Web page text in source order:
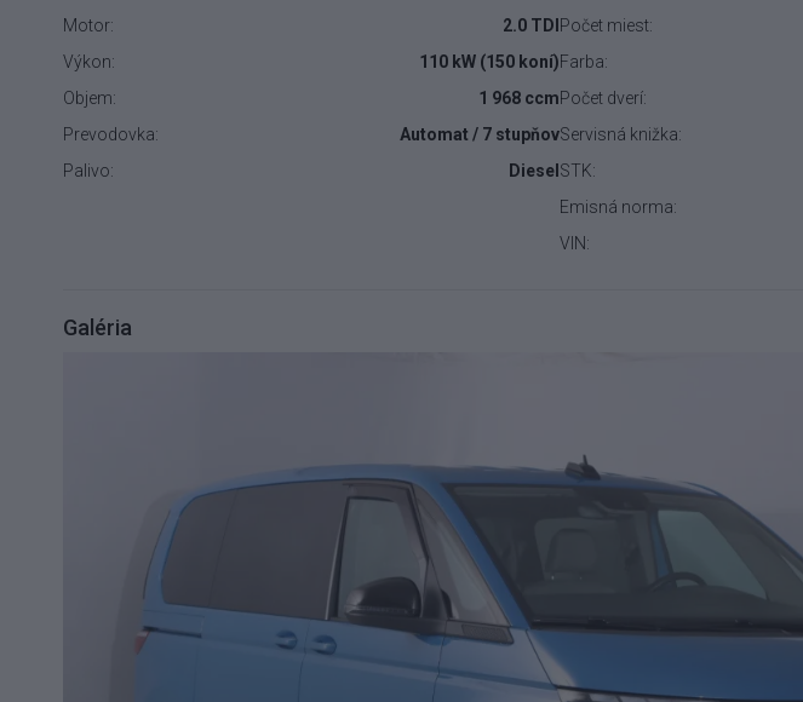
Motor:
2.0 TDI
Výkon:
110 kW (150 koní)
Objem:
1 968 ccm
Prevodovka:
Automat / 7 stupňov
Palivo:
Diesel
Počet miest:
Farba:
Počet dverí:
Servisná knižka:
STK:
Emisná norma:
VIN:
Galéria